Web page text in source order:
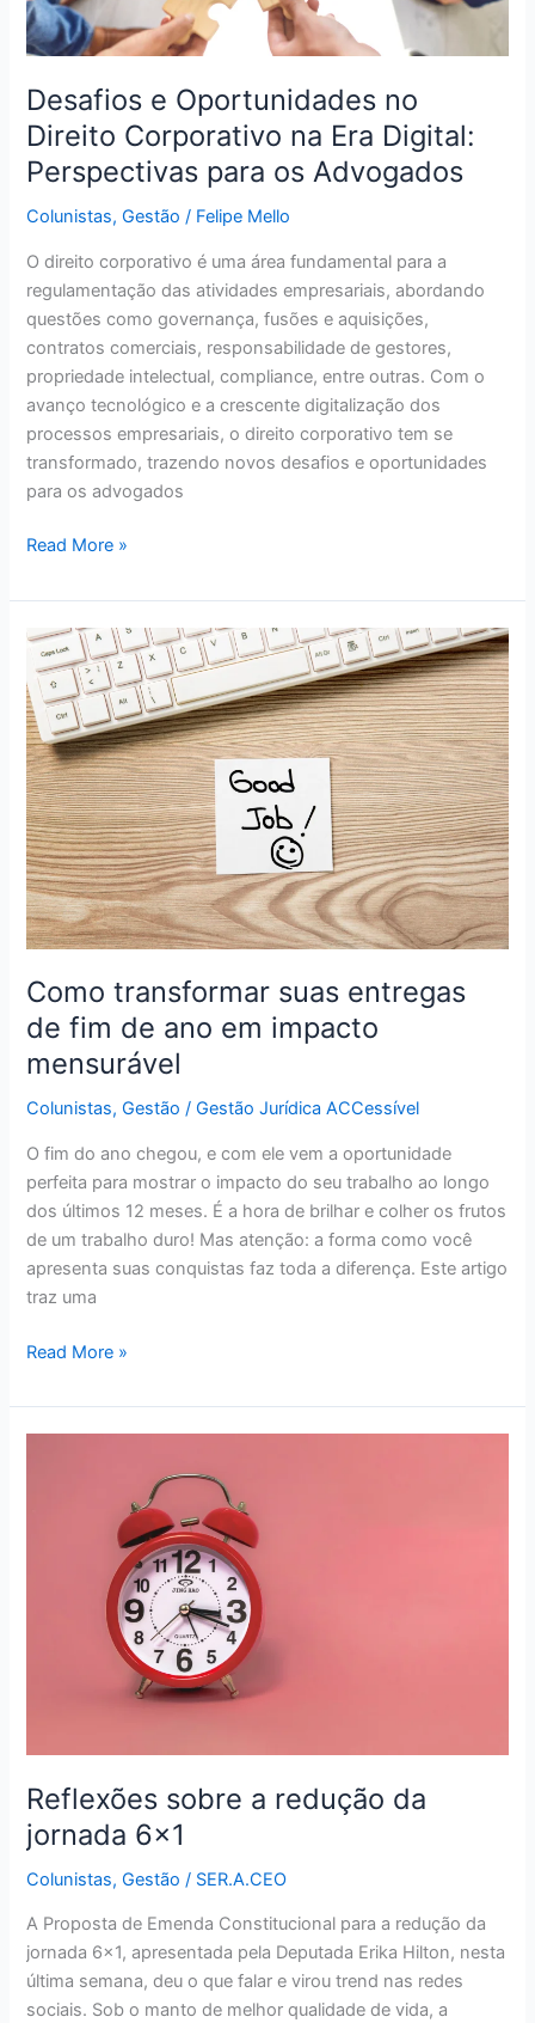
Desafios e Oportunidades no
Direito Corporativo na Era Digital:
Perspectivas para os Advogados
Colunistas,Gestão / Felipe Mello
O direito corporativo é uma área fundamental para a
regulamentação das atividades empresariais, abordando
questões como governança, fusões e aquisições,
contratos comerciais, responsabilidade de gestores,
propriedade intelectual, compliance, entre outras. Com o
avanço tecnológico e a crescente digitalização dos
processos empresariais, o direito corporativo tem se
transformado, trazendo novos desafios e oportunidades
para os advogados
Perspectivas
para
Advogados
Read More »
Como transformar suas entregas
de fim de ano em impacto
mensurável
Colunistas,Gestão /Gestão Jurídica ACCessível
O fim do ano chegou, e com ele vem a oportunidade
perfeita para mostrar o impacto do seu trabalho ao longo
dos últimos 12 meses. É a hora de brilhar e colher os frutos
de um trabalho duro! Mas atenção: a forma como você
apresenta suas conquistas faz toda a diferença. Este artigo
traz uma
Como
transformar
suas
entregas
de
fim
de
ano em
impacto
mensurável
Read More »
Reflexões sobre a redução da
jornada 6×1
Colunistas,Gestão / SER.A.CEO
A Proposta de Emenda Constitucional para a redução da
jornada 6×1, apresentada pela Deputada Erika Hilton, nesta
última semana, deu o que falar e virou trend nas redes
sociais. Sob o manto de melhor qualidade de vida, a